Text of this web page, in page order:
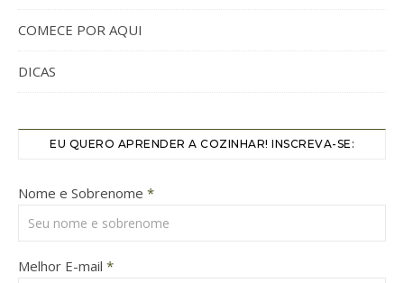
COMECE POR AQUI
DICAS
EU QUERO APRENDER A COZINHAR! INSCREVA-SE:
Nome e Sobrenome *
Melhor E-mail *